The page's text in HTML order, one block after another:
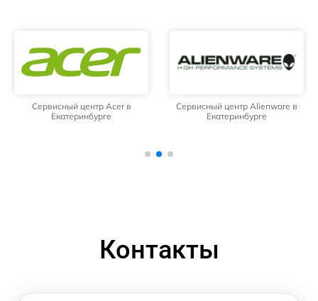
Сервисный центр Acer в
Екатеринбурге
Сервисный центр Alienware в
Екатеринбурге
Контакты